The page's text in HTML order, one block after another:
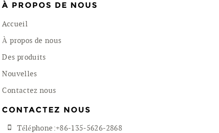
À PROPOS DE NOUS
Accueil
À propos de nous
Des produits
Nouvelles
Contactez nous
CONTACTEZ NOUS
Téléphone:+86-135-5626-2868